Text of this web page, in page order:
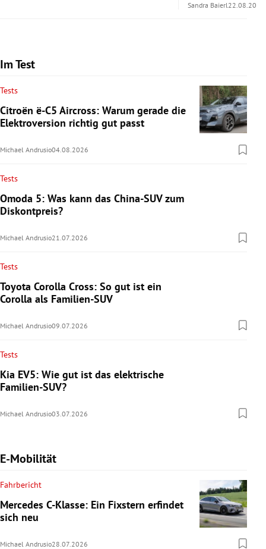
Sandra Baierl22.08.2024
Im Test
Tests
Citroën ë-C5 Aircross: Warum gerade die
Elektroversion richtig gut passt
Michael Andrusio04.08.2026
Tests
Omoda 5: Was kann das China-SUV zum
Diskontpreis?
Michael Andrusio21.07.2026
Tests
Toyota Corolla Cross: So gut ist ein
Corolla als Familien-SUV
Michael Andrusio09.07.2026
Tests
Kia EV5: Wie gut ist das elektrische
Familien-SUV?
Michael Andrusio03.07.2026
E-Mobilität
Fahrbericht
Mercedes C-Klasse: Ein Fixstern erfindet
sich neu
Michael Andrusio28.07.2026